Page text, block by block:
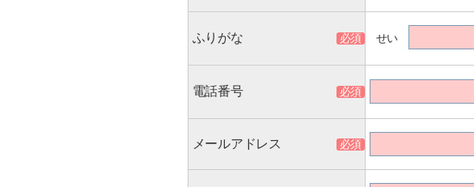
ふりがな せい
電話番号
メールアドレス